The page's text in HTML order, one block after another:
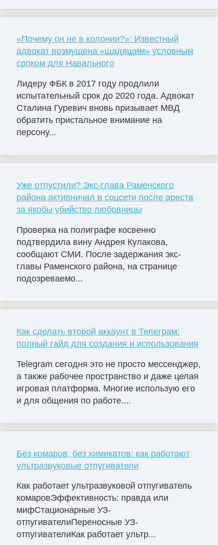
«Почему он не в колонии?»: Известный
адвокат возмущена «щадящим» условным
сроком для Навального
Лидеру ФБК в 2017 году продлили
испытательный срок до 2020 года. Адвокат
Сталина Гуревич вновь призывает МВД
обратить пристальное внимание на
персону...
Уже отпустили? Экс-глава Раменского
района активничал в соцсети после ареста
за якобы убийство любовницы
Проверка на полиграфе косвенно
подтвердила вину Андрея Кулакова,
сообщают СМИ. После задержания экс-
главы Раменского района, на странице
подозреваемо...
Как сделать второй аккаунт в Телеграм:
полный гайд для создания и использования
Telegram сегодня это не просто мессенджер,
а также рабочее пространство и даже целая
игровая платформа. Многие использую его
и для общения по работе....
Без комаров, без химикатов: как работают
ультразвуковые отпугиватели
Как работает ультразвуковой отпугиватель
комаровЭффективность: правда или
мифСтационарные УЗ-
отпугивателиПереносные УЗ-
отпугивателиКак работает ультр...